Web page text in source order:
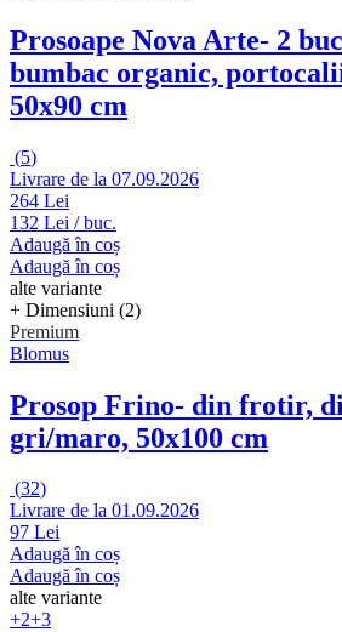
Prosoape Nova Arte- 2
bumbac organic,
50x90 cm
(5)
Livrare de la 07.09.2026
264 Lei
132 Lei / buc.
Adaugă în coș
Adaugă în coș
alte variante
+ Dimensiuni (2)
Premium
Blomus
Prosop Frino- din frotir,
gri/maro, 50x100 cm
(32)
Livrare de la 01.09.2026
97 Lei
Adaugă în coș
Adaugă în coș
alte variante
+2+3